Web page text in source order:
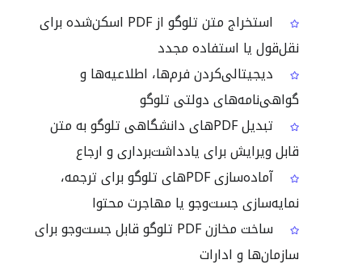
استخراج متن تلوگو از PDF اسکن‌شده برای
نقل‌قول یا استفاده مجدد
دیجیتالی‌کردن فرم‌ها، اطلاعیه‌ها و
گواهی‌نامه‌های دولتی تلوگو
تبدیل PDFهای دانشگاهی تلوگو به متن
قابل ویرایش برای یادداشت‌برداری و ارجاع
آماده‌سازی PDFهای تلوگو برای ترجمه،
نمایه‌سازی جست‌وجو یا مهاجرت محتوا
ساخت مخازن PDF تلوگو قابل جست‌وجو برای
سازمان‌ها و ادارات